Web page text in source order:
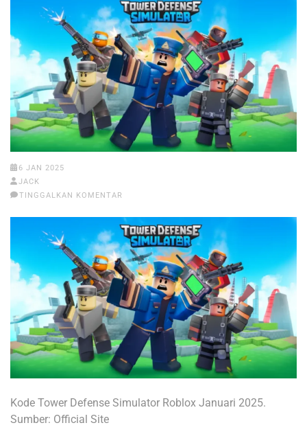
6 JAN 2025
JACK
TINGGALKAN KOMENTAR
Kode Tower Defense Simulator Roblox Januari 2025.
Sumber: Official Site